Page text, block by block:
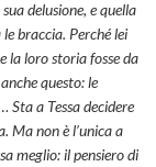
delusione, e quella
braccia. Perché lei
la loro storia fosse da
questo: le
Sta a Tessa decidere
Ma non è l’unica a
meglio: il pensiero di